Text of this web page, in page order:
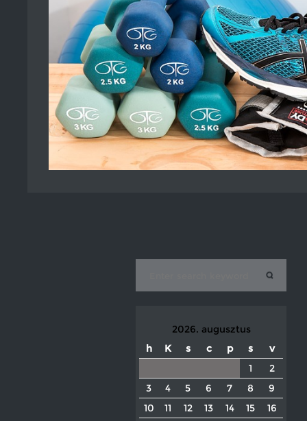
2026. augusztus
h
K s c p s
v
1
2
3
4 5 6 7 8
9
10
11 12 13 14 15
16